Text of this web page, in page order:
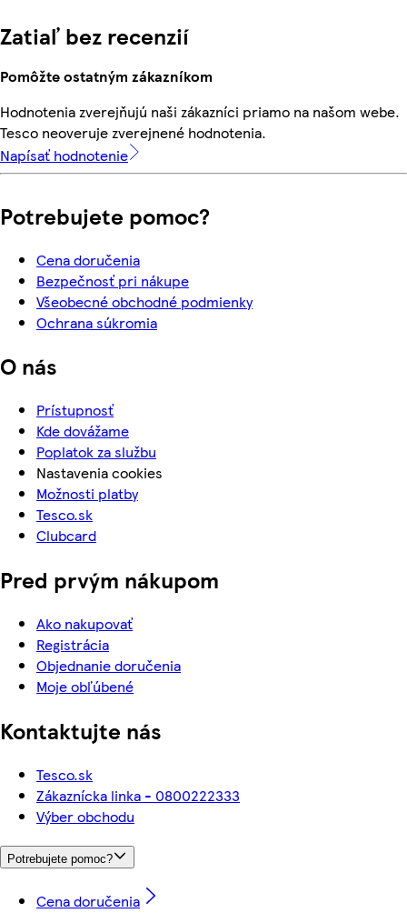
Zatiaľ bez recenzií
Pomôžte ostatným zákazníkom
Hodnotenia zverejňujú naši zákazníci priamo na našom webe.
Tesco neoveruje zverejnené hodnotenia.
Napísať hodnotenie
Potrebujete pomoc?
Cena doručenia
Bezpečnosť pri nákupe
Všeobecné obchodné podmienky
Ochrana súkromia
O nás
Prístupnosť
Kde dovážame
Poplatok za službu
Nastavenia cookies
Možnosti platby
Tesco.sk
Clubcard
Pred prvým nákupom
Ako nakupovať
Registrácia
Objednanie doručenia
Moje obľúbené
Kontaktujte nás
Tesco.sk
Zákaznícka linka - 0800222333
Výber obchodu
Potrebujete pomoc?
Cena doručenia